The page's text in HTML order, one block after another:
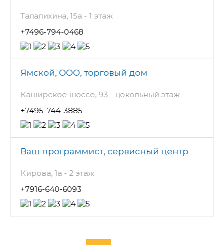
Талалихина, 15а - 1 этаж
+7496-794-0468
Ямской, ООО, торговый дом
Каширское шоссе, 93 - цокольный этаж
+7495-744-3885
Ваш программист, сервисный центр
Кирова, 1а - 2 этаж
+7916-640-6093